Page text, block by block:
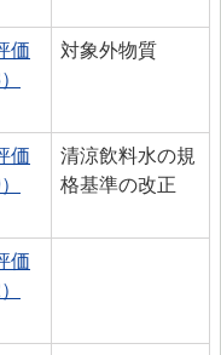
等一覧（50音順）
の毒性評価情報
ファイル
要書）
価
対象外物質
価
清涼飲料水の規
格基準の改正
価